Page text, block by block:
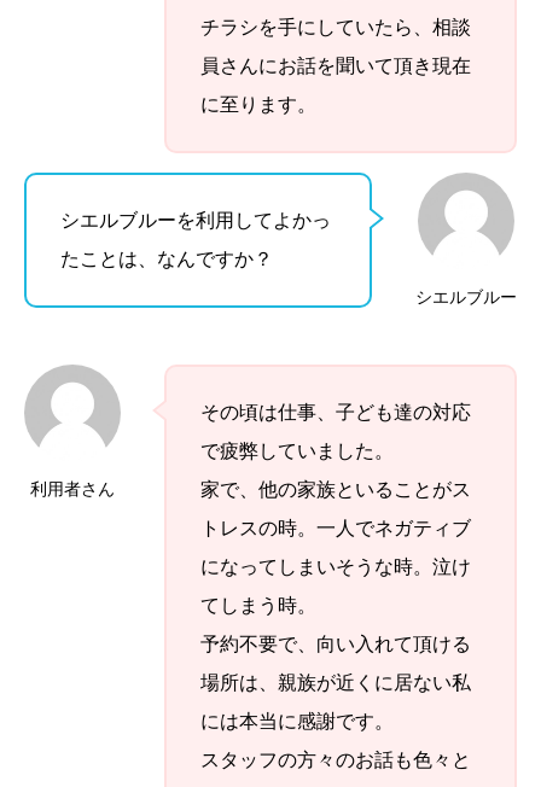
チラシを手にしていたら、相談
員さんにお話を聞いて頂き現在
に至ります。
シエルブルー
シエルブルーを利用してよかっ
たことは、なんですか？
利用者さん
その頃は仕事、子ども達の対応
で疲弊していました。
家で、他の家族といることがス
トレスの時。一人でネガティブ
になってしまいそうな時。泣け
てしまう時。
予約不要で、向い入れて頂ける
場所は、親族が近くに居ない私
には本当に感謝です。
スタッフの方々のお話も色々と